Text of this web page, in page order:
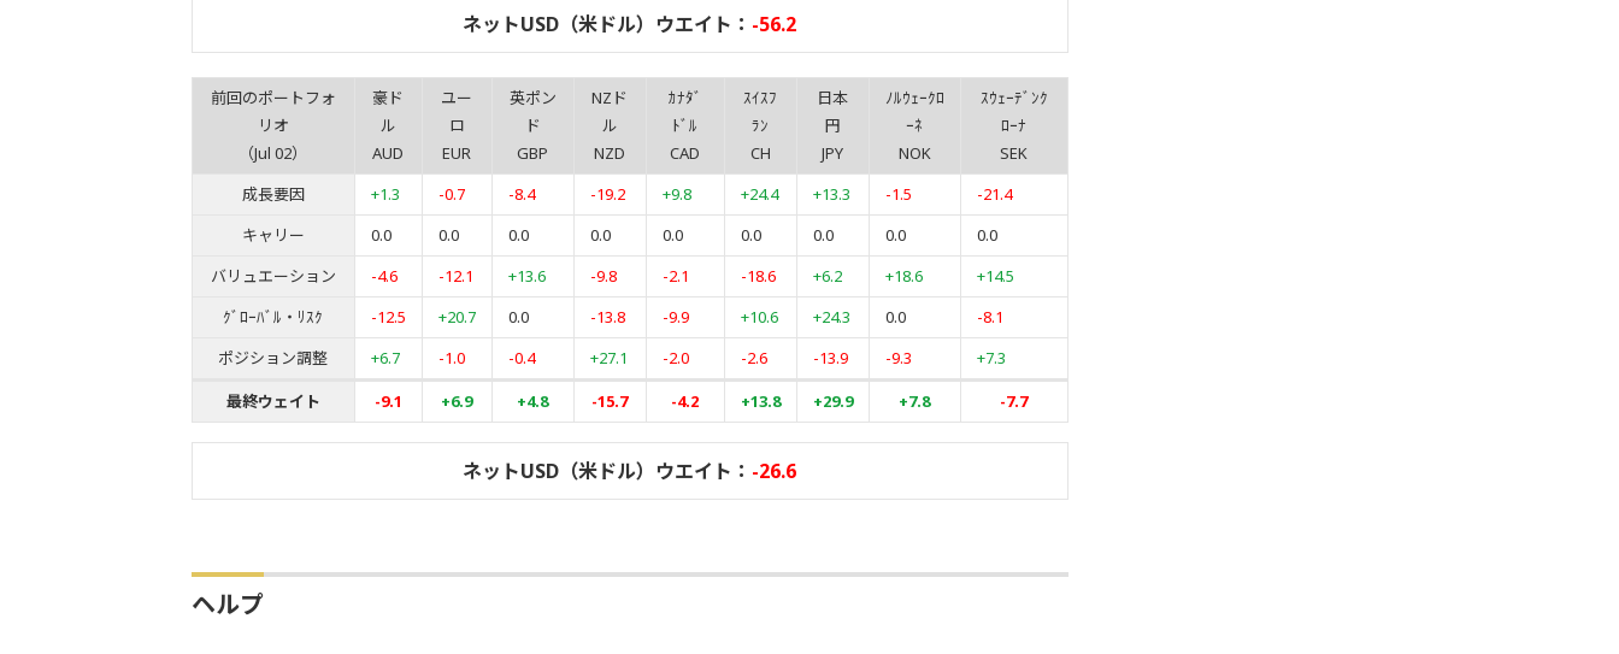
ネットUSD（米ドル）ウエイト： -56.2
前回のポートフォ
リオ
（Jul 02）
豪ド
ル
AUD
ユー
ロ
EUR
英ポン
ド
GBP
NZド
ル
NZD
ｶﾅﾀﾞ
ﾄﾞﾙ
CAD
ｽｲｽﾌ
ﾗﾝ
CH
日本
円
JPY
ﾉﾙｳｪｰｸﾛ
ｰﾈ
NOK
ｽｳｪｰﾃﾞﾝｸ
ﾛｰﾅ
SEK
成長要因
+1.3 -0.7 -8.4 -19.2 +9.8 +24.4 +13.3 -1.5
-21.4
キャリー
0.0 0.0 0.0 0.0 0.0 0.0 0.0 0.0
0.0
バリュエーション
-4.6 -12.1 +13.6 -9.8 -2.1 -18.6 +6.2 +18.6
+14.5
ｸﾞﾛｰﾊﾞﾙ・ﾘｽｸ
-12.5 +20.7 0.0 -13.8 -9.9 +10.6 +24.3 0.0
-8.1
ポジション調整
+6.7 -1.0 -0.4 +27.1 -2.0 -2.6 -13.9 -9.3
+7.3
最終ウェイト
-9.1 +6.9 +4.8 -15.7 -4.2 +13.8 +29.9 +7.8 -7.7
ネットUSD（米ドル）ウエイト： -26.6
ヘルプ